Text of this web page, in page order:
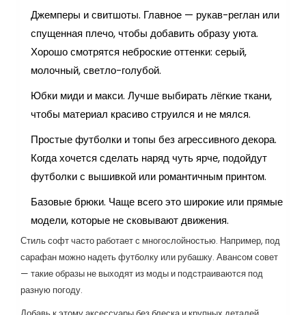
Джемперы и свитшоты. Главное — рукав-реглан или
спущенная плечо, чтобы добавить образу уюта.
Хорошо смотрятся неброские оттенки: серый,
молочный, светло-голубой.
Юбки миди и макси. Лучше выбирать лёгкие ткани,
чтобы материал красиво струился и не мялся.
Простые футболки и топы без агрессивного декора.
Когда хочется сделать наряд чуть ярче, подойдут
футболки с вышивкой или романтичным принтом.
Базовые брюки. Чаще всего это широкие или прямые
модели, которые не сковывают движения.
Стиль софт часто работает с многослойностью. Например, под
сарафан можно надеть футболку или рубашку. Авансом совет
— такие образы не выходят из моды и подстраиваются под
разную погоду.